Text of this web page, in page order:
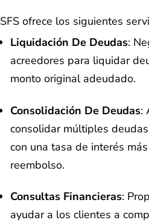
SFS ofrece los siguientes
Liquidación De Deudas:
acreedores para liquidar
monto original adeudado.
Consolidación De Deudas:
consolidar múltiples
con una tasa de interés
reembolso.
Consultas Financieras:
ayudar a los clientes a